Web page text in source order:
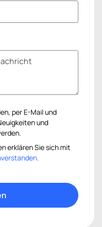
per E-Mail und
und
erklären Sie sich mit